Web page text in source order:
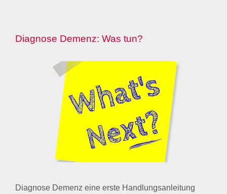
Diagnose Demenz: Was tun?
Diagnose Demenz eine erste Handlungsanleitung